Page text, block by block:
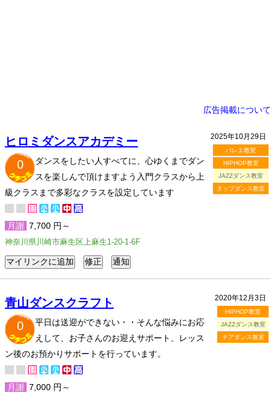
広告掲載について
2025年10月29日
バレエ教室
HIPHOP教室
JAZZダンス教室
タップダンス教室
ヒロミダンスアカデミー
0
ダンスをしたい人すべてに、心ゆくまでダン
スを楽しんで頂けますよう入門クラスから上
級クラスまで多彩なクラスを設定しています
月謝 7,700 円～
神奈川県川崎市麻生区上麻生1-20-1-6F
2020年12月3日
HIPHOP教室
JAZZダンス教室
チアダンス教室
青山ダンスクラフト
0
平日は送迎ができない・・そんな悩みにお応
えして、お子さんのお迎えサポート、レッス
ン後のお預かりサポートを行っています。
月謝 7,000 円～